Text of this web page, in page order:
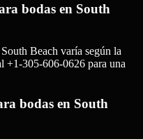
bodas en South
Beach varía según la
+1-305-606-0626 para una
bodas en South